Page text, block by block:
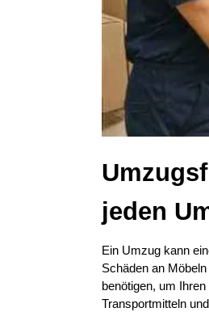
jeden
Ein Umzug kann
Schäden an
benötigen, um
Transportmitteln